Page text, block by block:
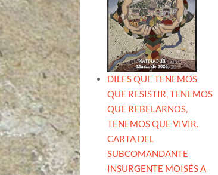
DILES QUE TENEMOS
QUE RESISTIR, TENEMOS
QUE REBELARNOS,
TENEMOS QUE VIVIR.
CARTA DEL
SUBCOMANDANTE
INSURGENTE MOISÉS A